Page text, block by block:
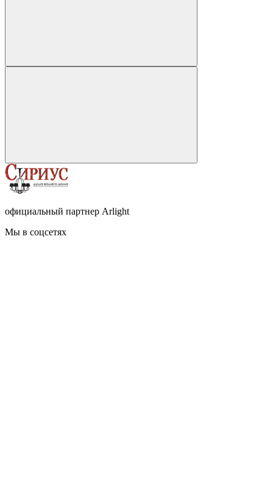
официальный партнер Arlight
Мы в соцсетях